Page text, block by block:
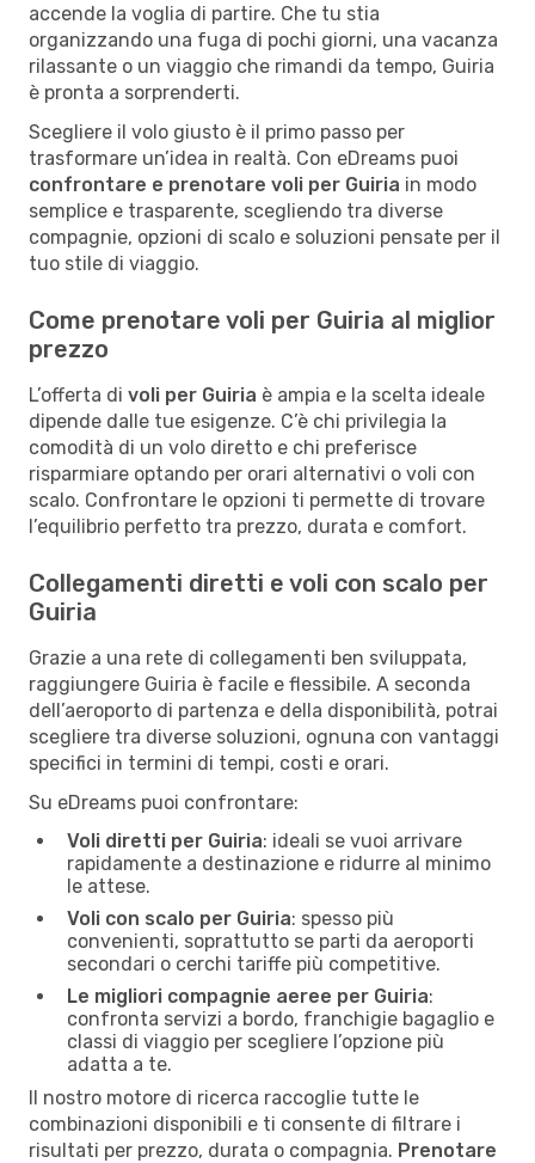
accende la voglia di partire. Che tu stia
organizzando una fuga di pochi giorni, una vacanza
rilassante o un viaggio che rimandi da tempo, Guiria
è pronta a sorprenderti.
Scegliere il volo giusto è il primo passo per
trasformare un’idea in realtà. Con eDreams puoi
confrontare e prenotare voli per Guiria in modo
semplice e trasparente, scegliendo tra diverse
compagnie, opzioni di scalo e soluzioni pensate per il
tuo stile di viaggio.
Come prenotare voli per Guiria al miglior
prezzo
L’offerta di voli per Guiria è ampia e la scelta ideale
dipende dalle tue esigenze. C’è chi privilegia la
comodità di un volo diretto e chi preferisce
risparmiare optando per orari alternativi o voli con
scalo. Confrontare le opzioni ti permette di trovare
l’equilibrio perfetto tra prezzo, durata e comfort.
Collegamenti diretti e voli con scalo per
Guiria
Grazie a una rete di collegamenti ben sviluppata,
raggiungere Guiria è facile e flessibile. A seconda
dell’aeroporto di partenza e della disponibilità, potrai
scegliere tra diverse soluzioni, ognuna con vantaggi
specifici in termini di tempi, costi e orari.
Su eDreams puoi confrontare:
Voli diretti per Guiria: ideali se vuoi arrivare
rapidamente a destinazione e ridurre al minimo
le attese.
Voli con scalo per Guiria: spesso più
convenienti, soprattutto se parti da aeroporti
secondari o cerchi tariffe più competitive.
Le migliori compagnie aeree per Guiria:
confronta servizi a bordo, franchigie bagaglio e
classi di viaggio per scegliere l’opzione più
adatta a te.
Il nostro motore di ricerca raccoglie tutte le
combinazioni disponibili e ti consente di filtrare i
risultati per prezzo, durata o compagnia. Prenotare